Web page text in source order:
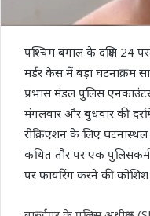
पश्चिम बंगाल के दक्षिण 24
मर्डर केस में बड़ा घटनाक्रम
प्रभास मंडल पुलिस
मंगलवार और बुधवार की
रीक्रिएशन के लिए
कथित तौर पर एक
पर फायरिंग करने की कोशिश